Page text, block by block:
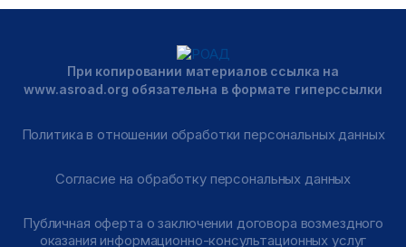
При копировании материалов ссылка на
www.asroad.org обязательна в формате гиперссылки
Политика в отношении обработки персональных данных
Согласие на обработку персональных данных
Публичная оферта о заключении договора возмездного
оказания информационно-консультационных услуг